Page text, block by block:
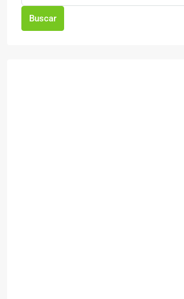
Buscar